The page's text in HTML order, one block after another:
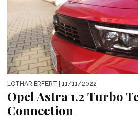
LOTHAR ERFERT | 11/11/2022
Opel Astra 1.2 Turbo
Connection